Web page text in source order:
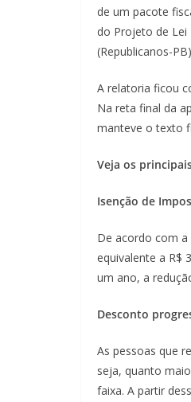
de um pacote
do Projeto de Lei
(Republicanos-
A relatoria ficou
Na reta final da
manteve o texto
Veja os
Isenção de
De acordo com a
equivalente a R$
um ano, a
Desconto
As pessoas que
seja, quanto
faixa. A partir